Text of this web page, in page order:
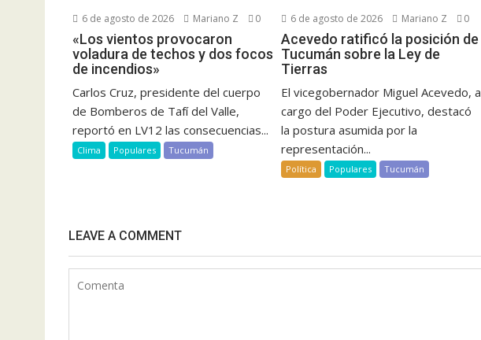
6 de agosto de 2026 Mariano Z 0
«Los vientos provocaron
voladura de techos y dos focos
de incendios»
Carlos Cruz, presidente del cuerpo
de Bomberos de Tafí del Valle,
reportó en LV12 las consecuencias...
Clima Populares Tucumán
6 de agosto de 2026 Mariano Z 0
Acevedo ratificó la posición de
Tucumán sobre la Ley de
Tierras
El vicegobernador Miguel Acevedo, a
cargo del Poder Ejecutivo, destacó
la postura asumida por la
representación...
Política Populares Tucumán
LEAVE A COMMENT